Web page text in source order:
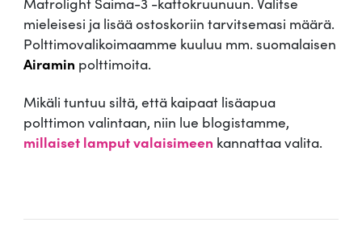
ä
r
ä
mieleisesi ja lisää ostoskoriin tarvitsemasi määrä.
Polttimovalikoimaamme kuuluu mm. suomalaisen
Airamin polttimoita.
Mikäli tuntuu siltä, että kaipaat lisäapua
polttimon valintaan, niin lue blogistamme,
millaiset lamput valaisimeen kannattaa valita.